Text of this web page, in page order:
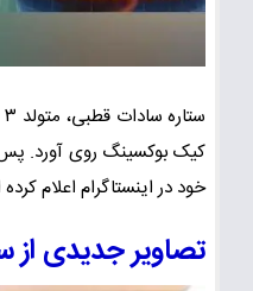
کیک بوکسینگ روی آورد. پس
خود در اینستاگرام اعلام
تصاویر جدیدی